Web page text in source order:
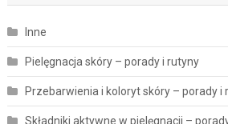
Inne
Pielęgnacja skóry – porady i rutyny
Przebarwienia i koloryt skóry – porady i
Składniki aktywne w pielęgnacji –